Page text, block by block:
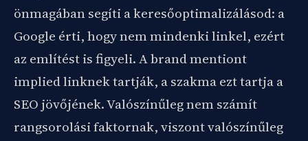
önmagában segíti a keresőoptimalizálásod: a
Google érti, hogy nem mindenki linkel, ezért
az említést is figyeli. A brand mentiont
implied linknek tartják, a szakma ezt tartja a
SEO jövőjének. Valószínűleg nem számít
rangsorolási faktornak, viszont valószínűleg